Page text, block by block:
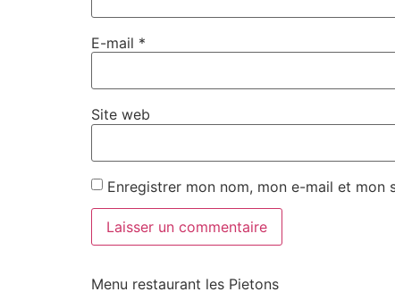
E-mail *
Site web
Enregistrer mon nom, mon e-mail et
Menu restaurant les Pietons